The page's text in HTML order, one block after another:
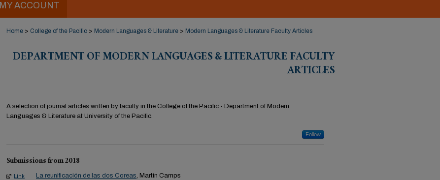
MY ACCOUNT
Home > College of the Pacific > Modern Languages & Literature > Modern Languages & Literature Faculty Articles
DEPARTMENT OF MODERN LANGUAGES & LITERATURE FACULTY
ARTICLES
A selection of journal articles written by faculty in the College of the Pacific - Department of Modern
Languages & Literature at University of the Pacific.
Follow
Submissions from 2018
Link La reunificación de las dos Coreas, Martín Camps